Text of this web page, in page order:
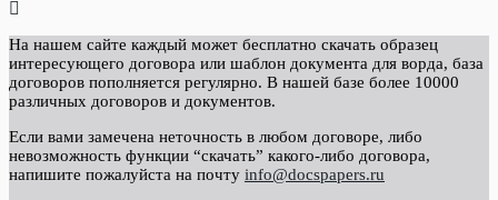
На нашем сайте каждый может бесплатно скачать образец
интересующего договора или шаблон документа для ворда, база
договоров пополняется регулярно. В нашей базе более 10000
различных договоров и документов.
Если вами замечена неточность в любом договоре, либо
невозможность функции “скачать” какого-либо договора,
напишите пожалуйста на почту info@docspapers.ru